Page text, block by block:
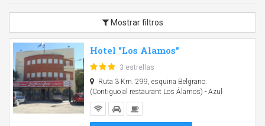
Mostrar filtros
Hotel "Los Alamos"
3 estrellas
Ruta 3 Km. 299, esquina Belgrano.
(Contiguo al restaurant Los Álamos) - Azul